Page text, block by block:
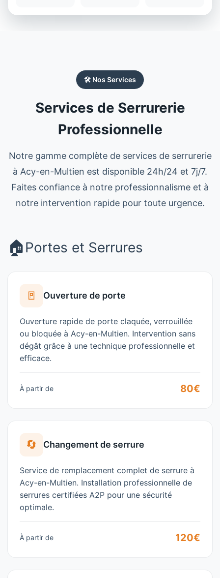
🛠️ Nos Services
Services de Serrurerie
Professionnelle
Notre gamme complète de services de serrurerie
à Acy-en-Multien est disponible 24h/24 et 7j/7.
Faites confiance à notre professionnalisme et à
notre intervention rapide pour toute urgence.
🏠 Portes et Serrures
🚪 Ouverture de porte
Ouverture rapide de porte claquée, verrouillée
ou bloquée à Acy-en-Multien. Intervention sans
dégât grâce à une technique professionnelle et
efficace.
À partir de 80€
🔄 Changement de serrure
Service de remplacement complet de serrure à
Acy-en-Multien. Installation professionnelle de
serrures certifiées A2P pour une sécurité
optimale.
À partir de 120€